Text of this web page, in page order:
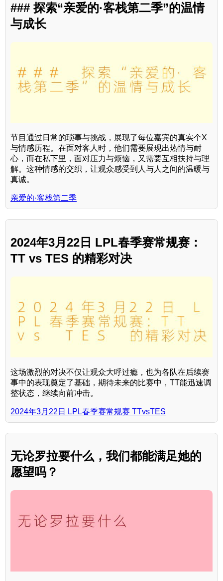
### 探索“亲爱的·客栈第二季”的温情
与成长
节目通过日常的琐事与挑战，展现了每位嘉宾的真实个X
与情感历程。在面对客人时，他们需要展现出热情与耐
心，而在私下里，面对压力与烦恼，又需要互相扶持与理
解。这种情感的交织，让观众感受到人与人之间的温暖与
真诚。
亲爱的·客栈第二季
2024年3月22日 LPL春季赛常规赛：
TT vs TES 的精彩对决
这场激烈的对决不仅让观众大呼过瘾，也为各队在后续赛
事中的表现奠定了基础，期待未来的比赛中，TT能迅速调
整状态，继续向前冲击。
2024年3月22日 LPL春季赛常规赛 TTvsTES
无论罗拉要什么，我们都能满足她的
愿望吗？